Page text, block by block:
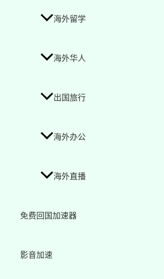
海外留学
海外华人
出国旅行
海外办公
海外直播
免费回国加速器
影音加速